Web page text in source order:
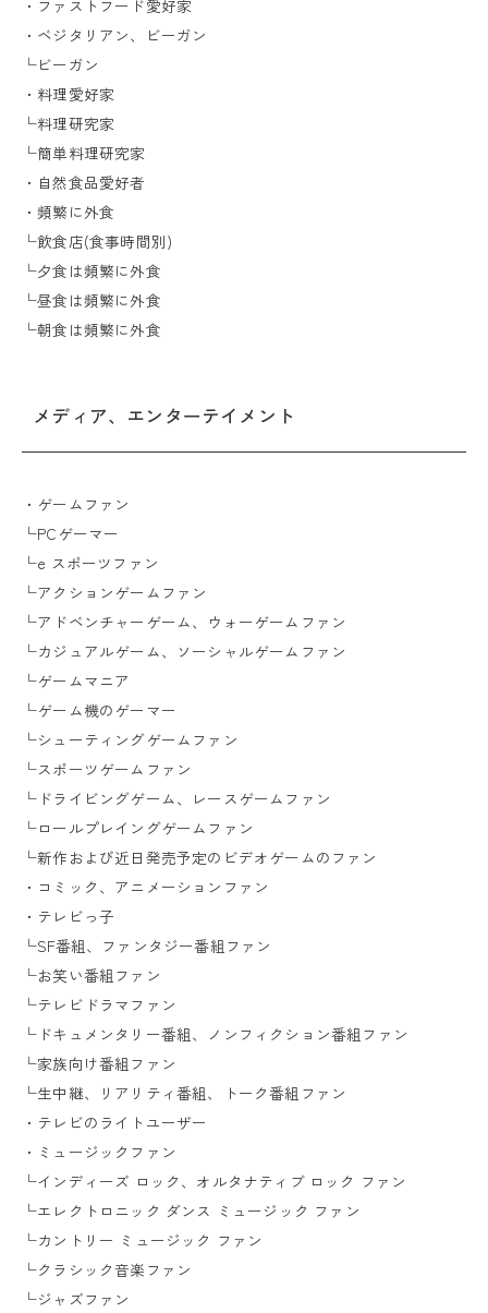
・ファストフード愛好家
・ベジタリアン、ビーガン
└ビーガン
・料理愛好家
└料理研究家
└簡単料理研究家
・自然食品愛好者
・頻繁に外食
└飲食店(食事時間別)
└夕食は頻繁に外食
└昼食は頻繁に外食
└朝食は頻繁に外食
メディア、エンターテイメント
・ゲームファン
└PCゲーマー
└e スポーツファン
└アクションゲームファン
└アドベンチャーゲーム、ウォーゲームファン
└カジュアルゲーム、ソーシャルゲームファン
└ゲームマニア
└ゲーム機のゲーマー
└シューティングゲームファン
└スポーツゲームファン
└ドライビングゲーム、レースゲームファン
└ロールプレイングゲームファン
└新作および近日発売予定のビデオゲームのファン
・コミック、アニメーションファン
・テレビっ子
└SF番組、ファンタジー番組ファン
└お笑い番組ファン
└テレビドラマファン
└ドキュメンタリー番組、ノンフィクション番組ファン
└家族向け番組ファン
└生中継、リアリティ番組、トーク番組ファン
・テレビのライトユーザー
・ミュージックファン
└インディーズ ロック、オルタナティブ ロック ファン
└エレクトロニック ダンス ミュージック ファン
└カントリー ミュージック ファン
└クラシック音楽ファン
└ジャズファン